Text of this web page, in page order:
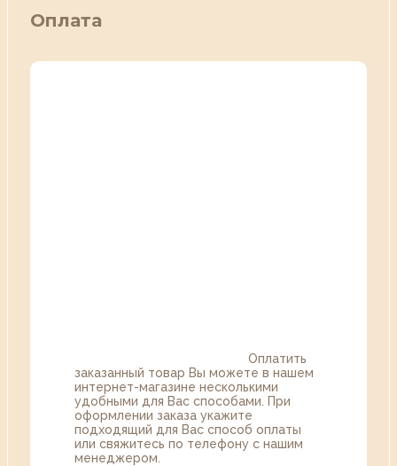
Оплата
Оплатить
заказанный товар Вы можете в нашем
интернет-магазине несколькими
удобными для Вас способами. При
оформлении заказа укажите
подходящий для Вас способ оплаты
или свяжитесь по телефону с нашим
менеджером.